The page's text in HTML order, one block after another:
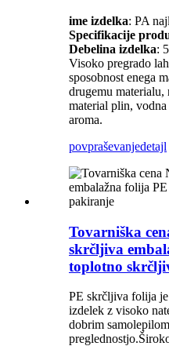
ime izdelka: PA
Specifikacije
Debelina izdelka:
Visoko pregrado
sposobnost enega
drugemu materialu,
material plin,
aroma.
povpraševanjedetajl
Tovarniška
skrčljiva
toplotno
PE skrčljiva folija
izdelek z visoko
dobrim